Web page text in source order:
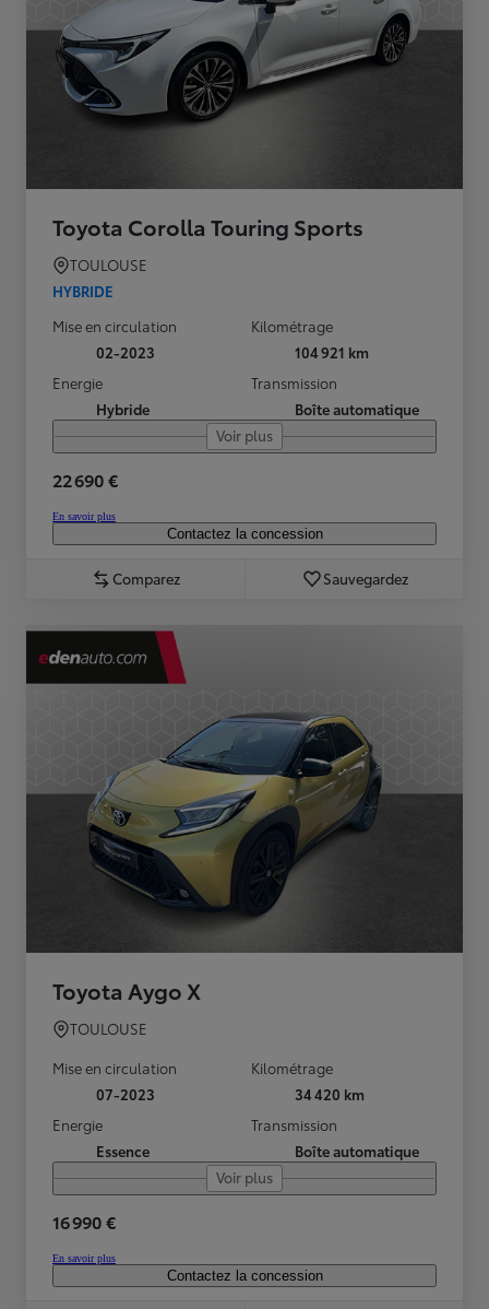
Toyota Corolla Touring Sports
TOULOUSE
HYBRIDE
Mise en circulation
02-2023
Kilométrage
104 921 km
Energie
Hybride
Transmission
Boîte automatique
Voir plus
22 690 €
En savoir plus
Contactez la concession
Comparez Sauvegardez
Toyota Aygo X
TOULOUSE
Mise en circulation
07-2023
Kilométrage
34 420 km
Energie
Essence
Transmission
Boîte automatique
Voir plus
16 990 €
En savoir plus
Contactez la concession